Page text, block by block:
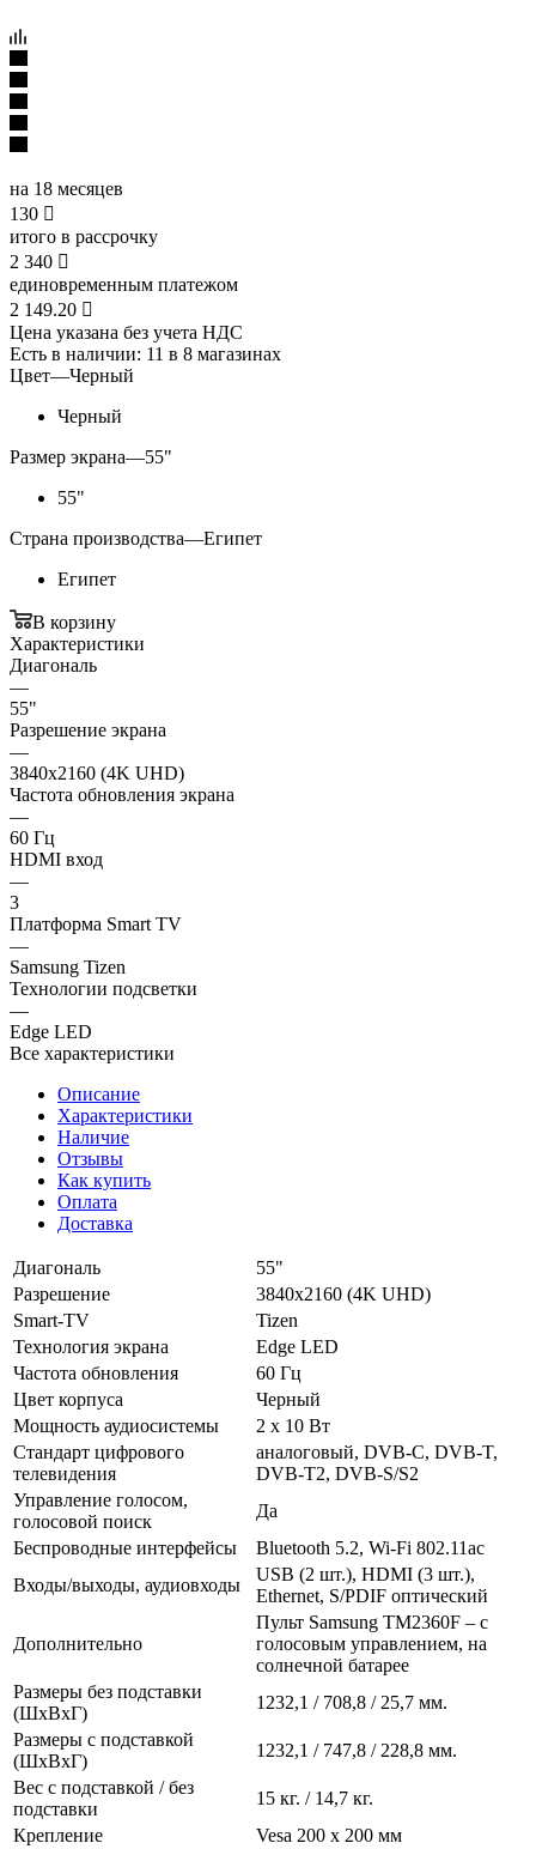
на 18 месяцев
130 
итого в рассрочку
2 340 
единовременным платежом
2 149.20 
Цена указана без учета НДС
Есть в наличии: 11 в 8 магазинах
Цвет—Черный
Черный
Размер экрана—55"
55"
Страна производства—Египет
Египет
В корзину
Характеристики
Диагональ
—
55"
Разрешение экрана
—
3840x2160 (4K UHD)
Частота обновления экрана
—
60 Гц
HDMI вход
—
3
Платформа Smart TV
—
Samsung Tizen
Технологии подсветки
—
Edge LED
Все характеристики
Описание
Характеристики
Наличие
Отзывы
Как купить
Оплата
Доставка
Диагональ
55"
Разрешение
3840x2160 (4K UHD)
Smart-TV
Tizen
Технология экрана
Edge LED
Частота обновления
60 Гц
Цвет корпуса
Черный
Мощность аудиосистемы
2 х 10 Вт
Стандарт цифрового
телевидения
аналоговый, DVB-C, DVB-T,
DVB-T2, DVB-S/S2
Управление голосом,
голосовой поиск
Да
Беспроводные интерфейсы
Bluetooth 5.2, Wi-Fi 802.11ac
Входы/выходы, аудиовходы
USB (2 шт.), HDMI (3 шт.),
Ethernet, S/PDIF оптический
Дополнительно
Пульт Samsung TM2360F – с
голосовым управлением, на
солнечной батарее
Размеры без подставки
(ШxВxГ)
1232,1 / 708,8 / 25,7 мм.
Размеры с подставкой
(ШxВxГ)
1232,1 / 747,8 / 228,8 мм.
Вес с подставкой / без
подставки
15 кг. / 14,7 кг.
Крепление
Vesa 200 x 200 мм